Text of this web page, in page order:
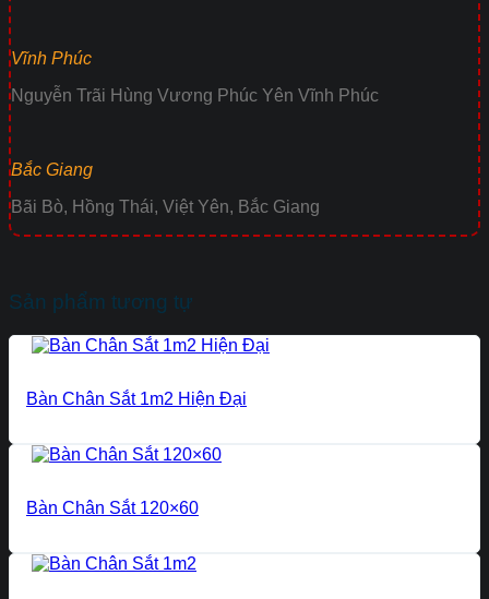
Vĩnh Phúc
Nguyễn Trãi Hùng Vương Phúc Yên Vĩnh Phúc
Bắc Giang
Bãi Bò, Hồng Thái, Việt Yên, Bắc Giang
Sản phẩm tương tự
Bàn Chân Sắt 1m2 Hiện Đại
Bàn Chân Sắt 120×60